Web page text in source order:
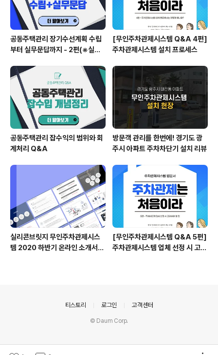
공동주택관리 장기수선계획 수립
부터 실무문답까지 - 2편(※실무
[무인주차관제시스템 Q&A 4편]
주차관제시스템 설치 프로세스
공동주택관리 잡수익의 범위와 회
계처리 Q&A
방문객 관리를 한번에! 경기도 광
주시 아파트 주차차단기 설치 리뷰
실리콘브릿지 무인주차관제시스
템 2020 하반기 온라인 소개서
[무인주차관제시스템 Q&A 5편]
주차관제시스템 업체 선정 시 고려
티스토리 로그인 고객센터
© Daum Corp.